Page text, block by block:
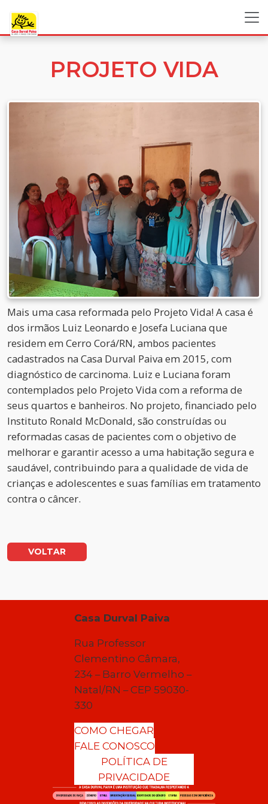
PROJETO VIDA
Mais uma casa reformada pelo Projeto Vida! A casa é
dos irmãos Luiz Leonardo e Josefa Luciana que
residem em Cerro Corá/RN, ambos pacientes
cadastrados na Casa Durval Paiva em 2015, com
diagnóstico de carcinoma. Luiz e Luciana foram
contemplados pelo Projeto Vida com a reforma de
seus quartos e banheiros. No projeto, financiado pelo
Instituto Ronald McDonald, são construídas ou
reformadas casas de pacientes com o objetivo de
melhorar e garantir acesso a uma habitação segura e
saudável, contribuindo para a qualidade de vida de
crianças e adolescentes e suas famílias em tratamento
contra o câncer.
VOLTAR
Casa Durval Paiva
Rua Professor
Clementino Câmara,
234 – Barro Vermelho –
Natal/RN – CEP 59030-
330
COMO CHEGAR
FALE CONOSCO
POLÍTICA DE
PRIVACIDADE